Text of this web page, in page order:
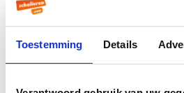
Toestemming Details
1960, 1e environments,
betreed je de hele ruimte.